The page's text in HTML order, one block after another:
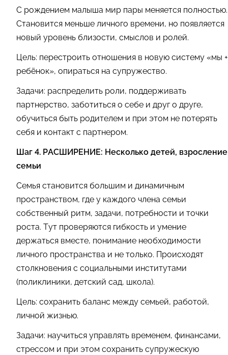
С рождением малыша мир пары меняется полностью.
Становится меньше личного времени, но появляется
новый уровень близости, смыслов и ролей.
Цель: перестроить отношения в новую систему «мы +
ребёнок», опираться на супружество.
Задачи: распределить роли, поддерживать
партнерство, заботиться о себе и друг о друге,
обучиться быть родителем и при этом не потерять
себя и контакт с партнером.
Шаг 4. РАСШИРЕНИЕ: Несколько детей, взросление
семьи
Семья становится большим и динамичным
пространством, где у каждого члена семьи
собственный ритм, задачи, потребности и точки
роста. Тут проверяются гибкость и умение
держаться вместе, понимание необходимости
личного пространства и не только. Происходят
столкновения с социальными институтами
(поликлиники, детский сад, школа).
Цель: сохранить баланс между семьей, работой,
личной жизнью.
Задачи: научиться управлять временем, финансами,
стрессом и при этом сохранить супружескую